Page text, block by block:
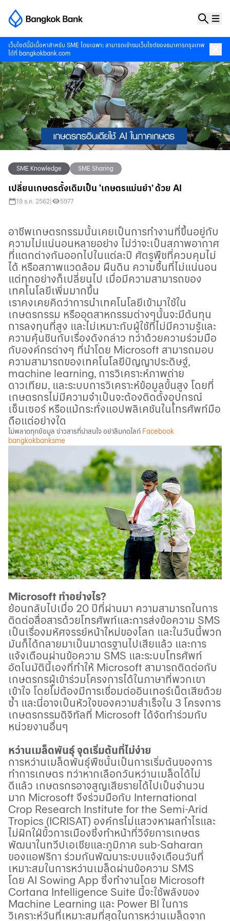
เว็บไซต์นี้มีเนื้อหาสำหรับ SME โดยเฉพาะ สามารถเข้าชมเว็บไซต์ของธนาคารกรุงเทพ
ได้ที่ bangkokbank.com
SME Knowledge SME Sharing
เปลี่ยนเกษตรดั้งเดิมเป็น ‘เกษตรแม่นยำ’ ด้วย AI
19 ธ.ค. 2562 5977
อาชีพเกษตรกรรมนั้นเคยเป็นการทำงานที่ขึ้นอยู่กับ
ความไม่แน่นอนหลายอย่าง ไม่ว่าจะเป็นสภาพอากาศ
ที่แตกต่างกันออกไปในแต่ละปี ศัตรูพืชที่ควบคุมไม่
ได้ หรือสภาพแวดล้อม ผืนดิน ความชื้นที่ไม่แน่นอน
แต่ทุกอย่างก็เปลี่ยนไป เมื่อมีความสามารถของ
เทคโนโลยีเพิ่มมากขึ้น
เราคงเคยคิดว่าการนำเทคโนโลยีเข้ามาใช้ใน
เกษตรกรรม หรืออุตสาหกรรมต่างๆนั้นจะมีต้นทุน
การลงทุนที่สูง และไม่เหมาะกับผู้ใช้ที่ไม่มีความรู้และ
ความคุ้นชินกับเรื่องดังกล่าว ทว่าด้วยความร่วมมือ
กับองค์กรต่างๆ ที่นำโดย Microsoft สามารถมอบ
ความสามารถของเทคโนโลยีปัญญาประดิษฐ์,
machine learning, การวิเคราะห์ภาพถ่าย
ดาวเทียม, และระบบการวิเคราะห์ข้อมูลขั้นสูง โดยที่
เกษตรกรไม่มีความจำเป็นจะต้องติดตั้งอุปกรณ์​
เซ็นเซอร์ หรือแม้กระทั่งแอปพลิเคชันในโทรศัพท์มือ
ถือแต่อย่างใด
ไม่พลาดทุกข้อมูล ข่าวสารที่น่าสนใจ อย่าลืมกดไลก์ Facebook
bangkokbanksme
Microsoft ทำอย่างไร?
ย้อนกลับไปเมื่อ 20 ปีที่ผ่านมา ความสามารถในการ
ติดต่อสื่อสารด้วยโทรศัพท์และการส่งข้อความ SMS
เป็นเรื่องมหัศจรรย์หน้าใหม่ของโลก และในวันนี้พวก
มันก็ได้กลายมาเป็นมาตรฐานไปเสียแล้ว และการ
แจ้งเตือนผ่านข้อความ SMS และระบบโทรศัพท์
อัตโนมัตินี้เองที่ทำให้ Microsoft สามารถติดต่อกับ
เกษตรกรผู้เข้าร่วมโครงการได้ในภาษาที่พวกเขา
เข้าใจ โดยไม่ต้องมีการเชื่อมต่ออินเทอร์เน็ตเสียด้วย
ซ้ำ และนี่อาจเป็นหัวใจของความสำเร็จใน 3 โครงการ
เกษตรกรรมดิจิทัลที่ Microsoft ได้จัดทำร่วมกับ
หน่วยงานอื่นๆ
หว่านเมล็ดพันธุ์ จุดเริ่มต้นที่ไม่ง่าย
การหว่านเมล็ดพันธุ์พืชนั้นเป็นการเริ่มต้นของการ
ทำการเกษตร ทว่าหากเลือกวันหว่านเมล็ดได้ไม่
ดีแล้ว เกษตรกรอาจสูญเสียรายได้ไปเป็นจำนวน
มาก Microsoft จึงร่วมมือกับ International
Crop Research Institute for the Semi-Arid
Tropics (ICRISAT) องค์กรไม่แสวงหาผลกำไรและ
ไม่ฝักใฝ่ขั้วการเมืองซึ่งทำหน้าที่วิจัยการเกษตร
พัฒนาในทวีปเอเชียและภูมิภาค sub-Saharan
ของแอฟริกา ร่วมกันพัฒนาระบบแจ้งเตือนวันที่
เหมาะสมในการหว่านเมล็ดผ่านข้อความ SMS
โดย AI Sowing App ซึ่งทำงานโดย Microsoft
Cortana Intelligence Suite นี้จะใช้พลังของ
Machine Learning และ Power BI ในการ
วิเคราะห์วันที่เหมาะสมที่สุดในการหว่านเมล็ดจาก